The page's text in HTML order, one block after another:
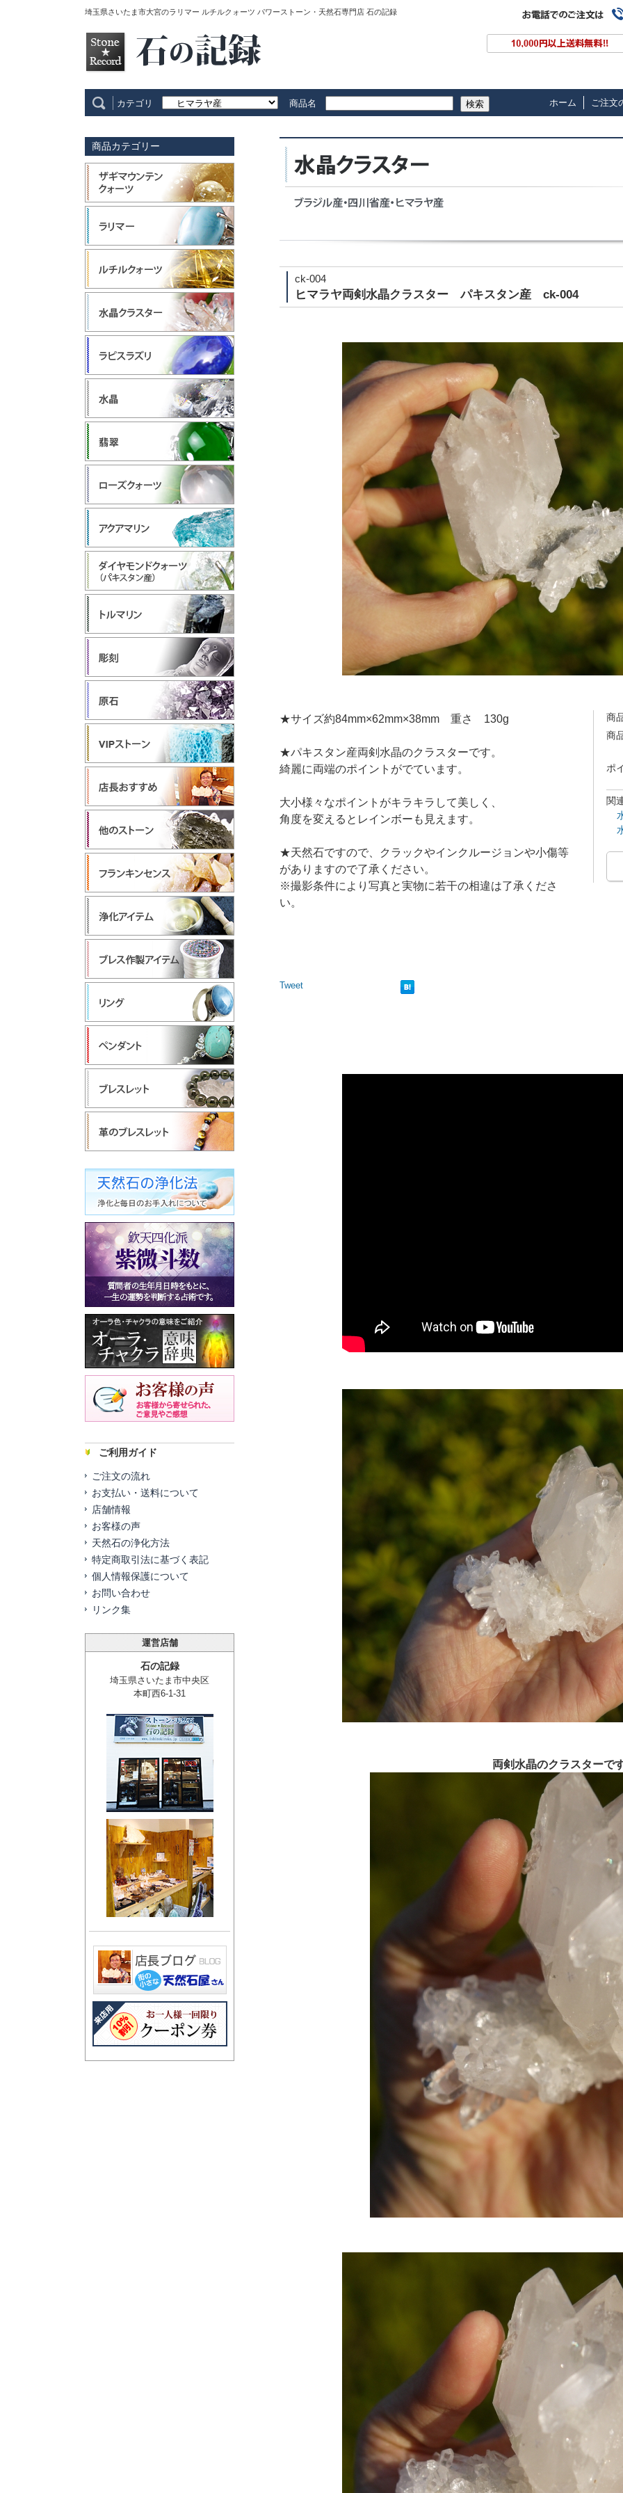
埼玉県さいたま市大宮のラリマー ルチルクォーツ パワーストーン・天然石専門店 石の記録
カテゴリ 商品名 検索 ホーム ご注文
ck-004
ヒマラヤ両剣水晶クラスター パキスタン産 ck-004
商
商
ポ
関
★サイズ約84mm×62mm×38mm 重さ 130g
★パキスタン産両剣水晶のクラスターです。
綺麗に両端のポイントがでています。
大小様々なポイントがキラキラして美しく、
角度を変えるとレインボーも見えます。
★天然石ですので、クラックやインクルージョンや小傷等
がありますので了承ください。
※撮影条件により写真と実物に若干の相違は了承くださ
い。
Tweet
両剣水晶のクラスターで
商品カテゴリー
ご利用ガイド
ご注文の流れ
お支払い・送料について
店舗情報
お客様の声
天然石の浄化方法
特定商取引法に基づく表記
個人情報保護について
お問い合わせ
リンク集
運営店舗
石の記録
埼玉県さいたま市中央区
本町西6-1-31